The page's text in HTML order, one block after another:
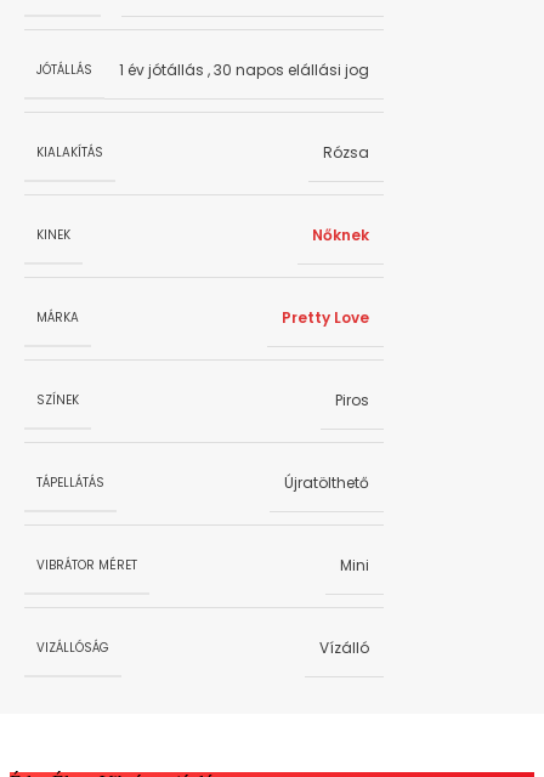
JÓTÁLLÁS 1 év jótállás ,30 napos elállási jog
KIALAKÍTÁS Rózsa
KINEK Nőknek
MÁRKA Pretty Love
SZÍNEK Piros
TÁPELLÁTÁS Újratölthető
VIBRÁTOR MÉRET Mini
VIZÁLLÓSÁG Vízálló